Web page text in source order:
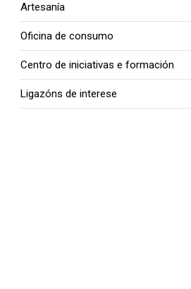
Artesanía
Oficina de consumo
Centro de iniciativas e formación
Ligazóns de interese